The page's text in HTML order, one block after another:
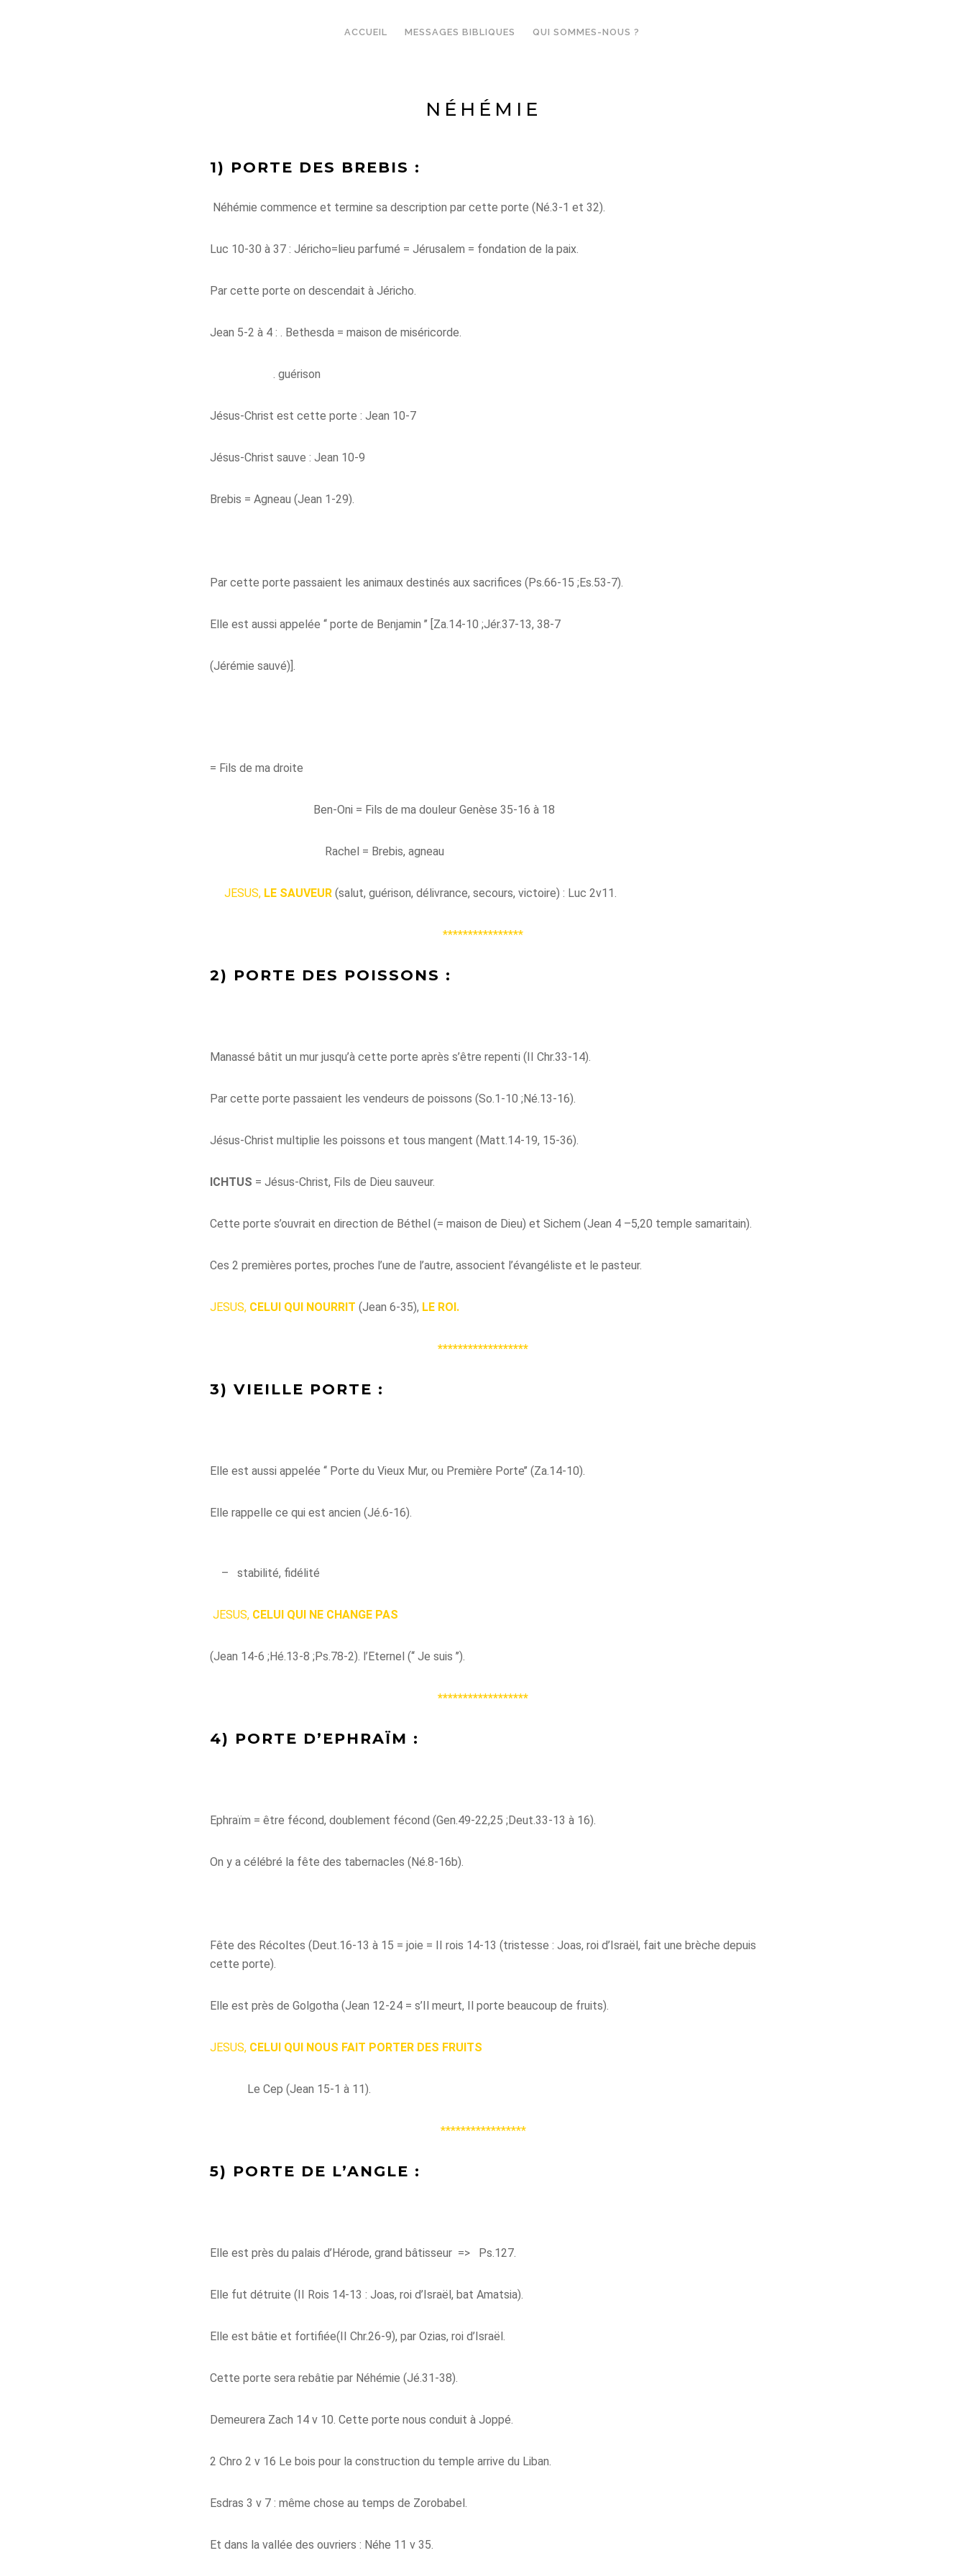
ACCUEIL MESSAGES BIBLIQUES QUI SOMMES-NOUS ?
NÉHÉMIE
1) PORTE DES BREBIS :
Néhémie commence et termine sa description par cette porte (Né.3-1 et 32).
Luc 10-30 à 37 : Jéricho=lieu parfumé = Jérusalem = fondation de la paix.
Par cette porte on descendait à Jéricho.
Jean 5-2 à 4 : . Bethesda = maison de miséricorde.
. guérison
Jésus-Christ est cette porte : Jean 10-7
Jésus-Christ sauve : Jean 10-9
Brebis = Agneau (Jean 1-29).
Par cette porte passaient les animaux destinés aux sacrifices (Ps.66-15 ;Es.53-7).
Elle est aussi appelée ‘‘ porte de Benjamin ’’ [Za.14-10 ;Jér.37-13, 38-7
(Jérémie sauvé)].
= Fils de ma droite
Ben-Oni = Fils de ma douleur Genèse 35-16 à 18
Rachel = Brebis, agneau
JESUS, LE SAUVEUR (salut, guérison, délivrance, secours, victoire) : Luc 2v11.
****************
2) PORTE DES POISSONS :
Manassé bâtit un mur jusqu’à cette porte après s’être repenti (II Chr.33-14).
Par cette porte passaient les vendeurs de poissons (So.1-10 ;Né.13-16).
Jésus-Christ multiplie les poissons et tous mangent (Matt.14-19, 15-36).
ICHTUS = Jésus-Christ, Fils de Dieu sauveur.
Cette porte s’ouvrait en direction de Béthel (= maison de Dieu) et Sichem (Jean 4 –5,20 temple samaritain).
Ces 2 premières portes, proches l’une de l’autre, associent l’évangéliste et le pasteur.
JESUS, CELUI QUI NOURRIT (Jean 6-35), LE ROI.
******************
3) VIEILLE PORTE :
Elle est aussi appelée ‘‘ Porte du Vieux Mur, ou Première Porte’’ (Za.14-10).
Elle rappelle ce qui est ancien (Jé.6-16).
– stabilité, fidélité
JESUS, CELUI QUI NE CHANGE PAS
(Jean 14-6 ;Hé.13-8 ;Ps.78-2). l’Eternel (‘‘ Je suis ’’).
******************
4) PORTE D’EPHRAÏM :
Ephraïm = être fécond, doublement fécond (Gen.49-22,25 ;Deut.33-13 à 16).
On y a célébré la fête des tabernacles (Né.8-16b).
Fête des Récoltes (Deut.16-13 à 15 = joie = II rois 14-13 (tristesse : Joas, roi d’Israël, fait une brèche depuis
cette porte).
Elle est près de Golgotha (Jean 12-24 = s’Il meurt, Il porte beaucoup de fruits).
JESUS, CELUI QUI NOUS FAIT PORTER DES FRUITS
Le Cep (Jean 15-1 à 11).
*****************
5) PORTE DE L’ANGLE :
Elle est près du palais d’Hérode, grand bâtisseur => Ps.127.
Elle fut détruite (II Rois 14-13 : Joas, roi d’Israël, bat Amatsia).
Elle est bâtie et fortifiée(II Chr.26-9), par Ozias, roi d’Israël.
Cette porte sera rebâtie par Néhémie (Jé.31-38).
Demeurera Zach 14 v 10. Cette porte nous conduit à Joppé.
2 Chro 2 v 16 Le bois pour la construction du temple arrive du Liban.
Esdras 3 v 7 : même chose au temps de Zorobabel.
Et dans la vallée des ouvriers : Néhe 11 v 35.